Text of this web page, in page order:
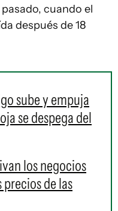
cuando el
después de 18
sube y empuja
se despega del
los negocios
de las